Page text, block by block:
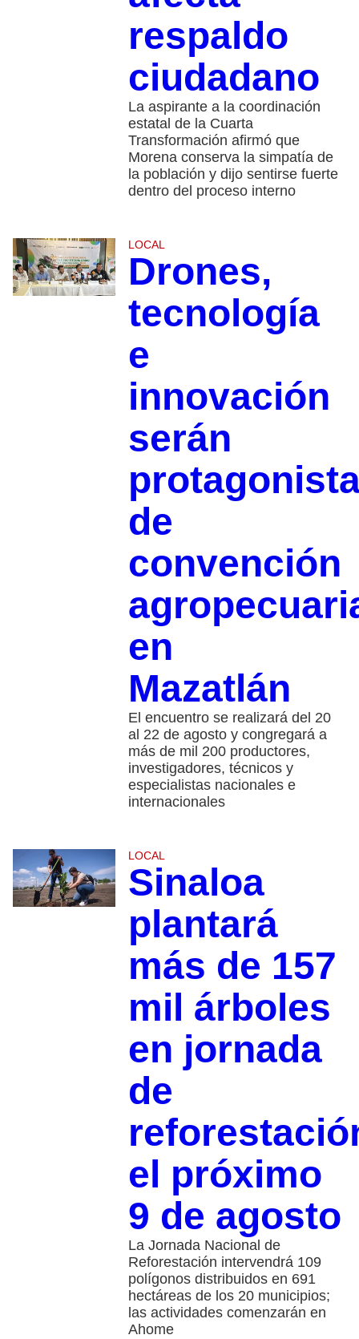
respaldo
ciudadano
La aspirante a la coordinación
estatal de la Cuarta
Transformación afirmó que
Morena conserva la simpatía de
la población y dijo sentirse fuerte
dentro del proceso interno
LOCAL
Drones,
tecnología
e
innovación
serán
de
convención
en
Mazatlán
El encuentro se realizará del 20
al 22 de agosto y congregará a
más de mil 200 productores,
investigadores, técnicos y
especialistas nacionales e
internacionales
LOCAL
Sinaloa
plantará
más de 157
mil árboles
en jornada
de
el próximo
9 de agosto
La Jornada Nacional de
Reforestación intervendrá 109
polígonos distribuidos en 691
hectáreas de los 20 municipios;
las actividades comenzarán en
Ahome